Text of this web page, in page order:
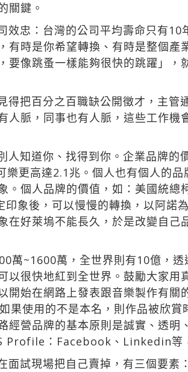
關鍵。
效忠：台灣的公司平均壽命只有
有時是你希望轉換、有時是整個產
要像跳蚤一樣能夠很快的跳躍」，
得把百分之百職缺公開徵才，主管
人脈，同事也有人脈，這些工作機
人知道你、找得到你。企業品牌
更高達2.1兆。個人也有個人的
。個人品牌的價值，如：美國統總
象後，可以慢慢的轉換，以阿諾
在好萊塢不能長久，於是改變自己
萬~1600萬，全世界則有10億，
以很快地紅到全世界。鼓勵大家用
開始在網路上發表跟音樂製作有關
使用的不是本名，則作品被欣賞
經營品牌的基本原則是誠實、透明
：Facebook、Linkedin等
面試現場把自己賣掉，有三個要素